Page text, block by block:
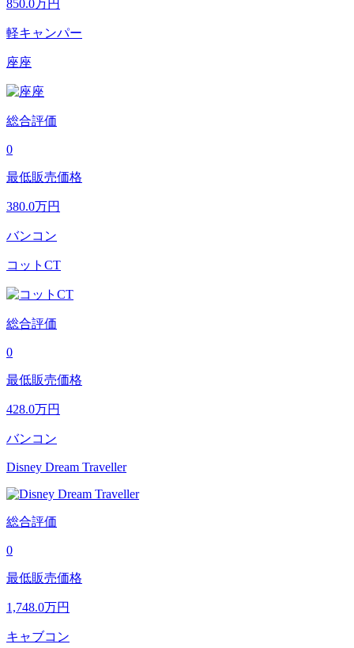
850.0万円
軽キャンパー
座座
総合評価
0
最低販売価格
380.0万円
バンコン
コットCT
総合評価
0
最低販売価格
428.0万円
バンコン
Disney Dream Traveller
総合評価
0
最低販売価格
1,748.0万円
キャブコン